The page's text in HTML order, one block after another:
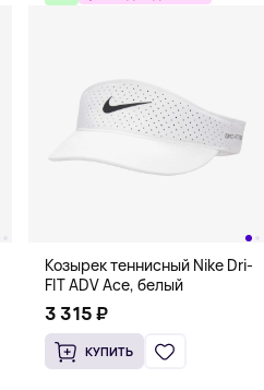
Козырек теннисный Nike Dri-
FIT ADV Ace, белый
3 315 ₽
КУПИТЬ